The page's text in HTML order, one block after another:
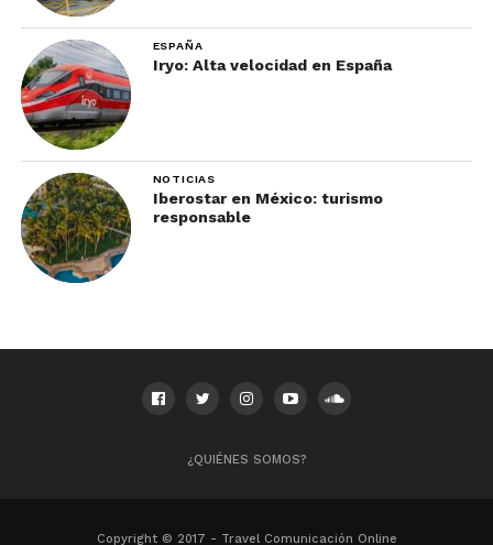
ESPAÑA
Iryo: Alta velocidad en España
NOTICIAS
Iberostar en México: turismo
responsable
¿QUIÉNES SOMOS?
Copyright © 2017 - Travel Comunicación Online